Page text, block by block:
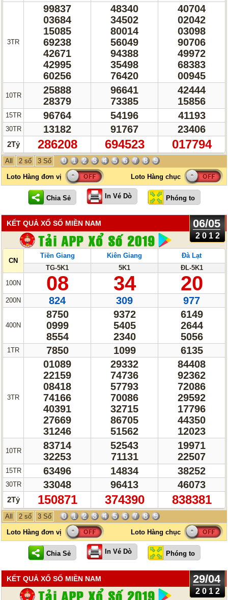
3TR
10TR
15TR
30TR
2Tỷ
99837
03684
15085
69238
42671
42995
60256
25888
28379
96764
13182
286208
48340
34502
80014
56049
94388
35498
76420
96641
73385
54196
91767
694523
40704
02042
03098
90706
49972
68383
00945
42444
15856
41193
23406
017794
All 2 số 3 Số 0 1 2 3 4 5 6 7 8 9
In Vé Dò
KẾT QUẢ XỔ SỐ MIỀN NAM 06/05
2012
CN
100N
200N
400N
1TR
3TR
10TR
15TR
30TR
2Tỷ
Tiền Giang
TG-5K1
08
824
8750
0999
8554
7850
01089
22159
08418
74166
40391
27669
31246
83714
32253
63496
33048
150871
Kiên Giang
5K1
34
309
9372
5405
2340
1099
29332
74736
57793
70086
32715
86705
51562
52543
71131
14834
96413
374390
Đà Lạt
ĐL-5K1
20
977
6149
2644
5056
6135
84408
92362
72086
29592
17796
44350
12023
19971
22507
38252
46073
838381
All 2 số 3 Số 0 1 2 3 4 5 6 7 8 9
In Vé Dò
KẾT QUẢ XỔ SỐ MIỀN NAM 29/04
2012